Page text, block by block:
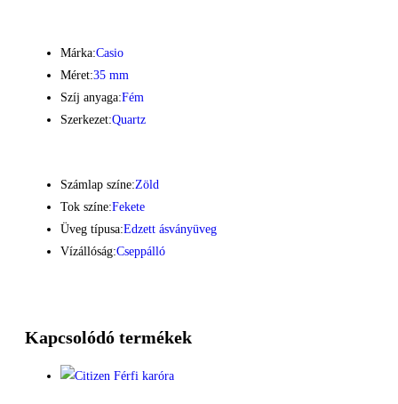
Márka:Casio
Méret:35 mm
Szíj anyaga:Fém
Szerkezet:Quartz
Számlap színe:Zöld
Tok színe:Fekete
Üveg típusa:Edzett ásványüveg
Vízállóság:Cseppálló
Kapcsolódó termékek